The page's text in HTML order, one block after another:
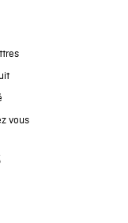
vous